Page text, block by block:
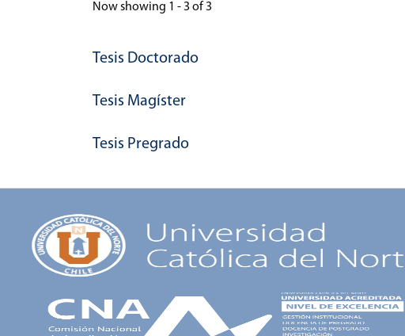
Now showing 1 - 3 of 3
Tesis Doctorado
Tesis Magíster
Tesis Pregrado